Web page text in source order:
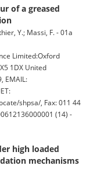
of a greased
Y.; Massi, F. - 01a
Limited:Oxford
1DX United
EMAIL:
shpsa/, Fax: 011 44
(14) -
high loaded
mechanisms